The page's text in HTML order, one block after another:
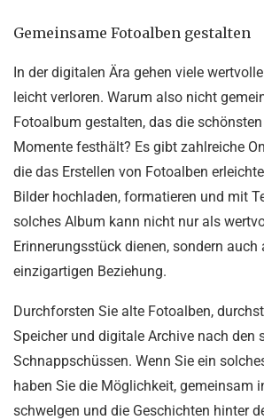
Gemeinsame Fotoalben gestalten
In der digitalen Ära gehen viele
leicht verloren. Warum also nicht
Fotoalbum gestalten, das die
Momente festhält? Es gibt zahlreiche
die das Erstellen von Fotoalben
Bilder hochladen, formatieren und mit
solches Album kann nicht nur als
Erinnerungsstück dienen, sondern auch
einzigartigen Beziehung.
Durchforsten Sie alte Fotoalben,
Speicher und digitale Archive nach den
Schnappschüssen. Wenn Sie ein
haben Sie die Möglichkeit, gemeinsam
schwelgen und die Geschichten hinter